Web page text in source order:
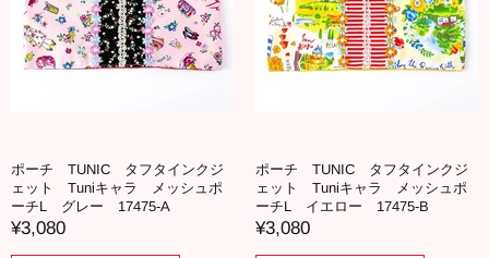
ポーチ TUNIC タフタインクジ
ェット Tuniキャラ メッシュポ
ーチL グレー 17475-A
¥3,080
ポーチ TUNIC タフタインクジ
ェット Tuniキャラ メッシュポ
ーチL イエロー 17475-B
¥3,080